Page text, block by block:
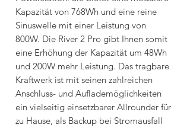
Kapazität von 768Wh und eine reine
Sinuswelle mit einer Leistung von
800W. Die River 2 Pro gibt Ihnen somit
eine Erhöhung der Kapazität um 48Wh
und 200W mehr Leistung. Das tragbare
Kraftwerk ist mit seinen zahlreichen
Anschluss- und Auflademöglichkeiten
ein vielseitig einsetzbarer Allrounder für
zu Hause, als Backup bei Stromausfall